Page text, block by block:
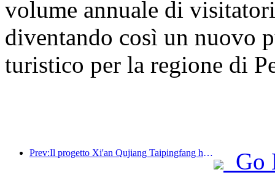
volume annuale di
diventando così un nuovo
turistico per la regione di
Prev:Il progetto Xi'an Qujiang Taipingfang ha ufficialmente preso il via, con un'area edificabile totale di 137.000 metri quadrati.
Go